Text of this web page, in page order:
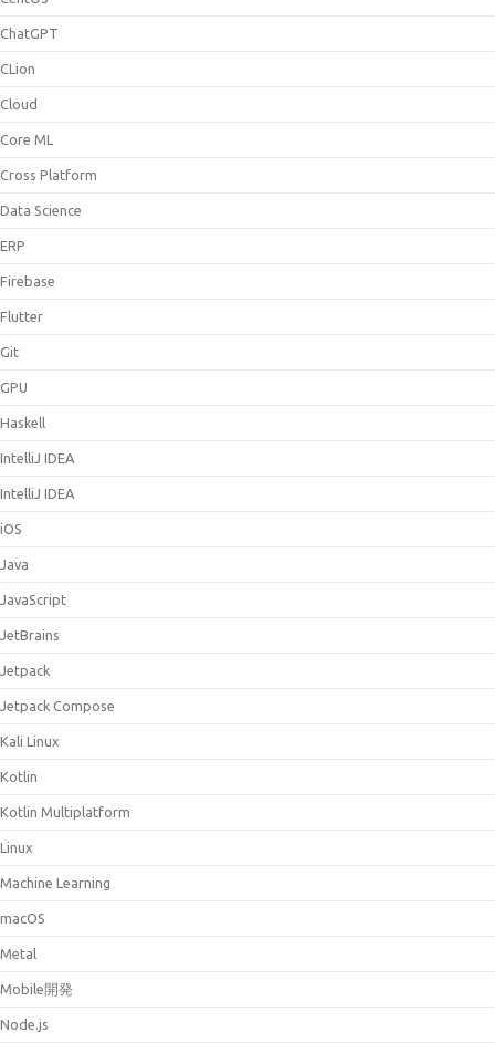
ChatGPT
CLion
Cloud
Core ML
Cross Platform
Data Science
ERP
Firebase
Flutter
Git
GPU
Haskell
IntelliJ IDEA
IntelliJ IDEA
iOS
Java
JavaScript
JetBrains
Jetpack
Jetpack Compose
Kali Linux
Kotlin
Kotlin Multiplatform
Linux
Machine Learning
macOS
Metal
Mobile開発
Node.js